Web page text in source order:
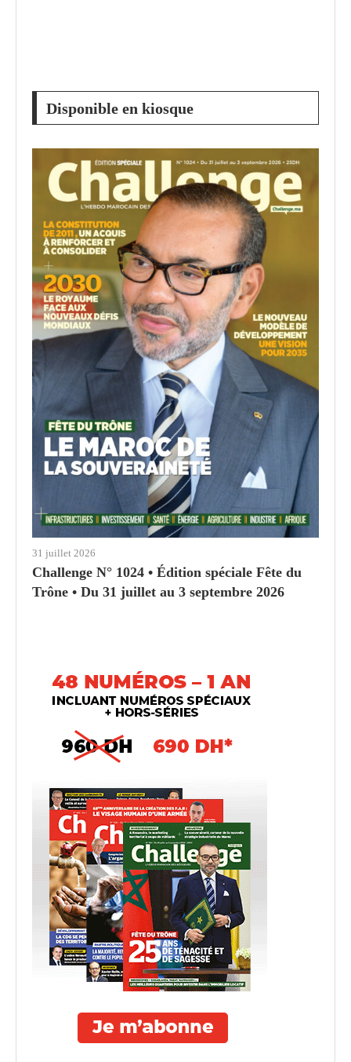
Disponible en kiosque
31 juillet 2026
Challenge N° 1024 • Édition spéciale Fête du
Trône • Du 31 juillet au 3 septembre 2026